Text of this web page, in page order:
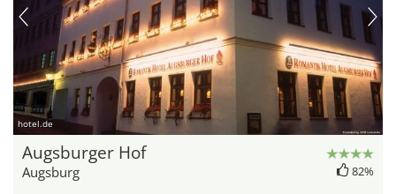
hotel.de
Augsburger Hof
Augsburg 82%